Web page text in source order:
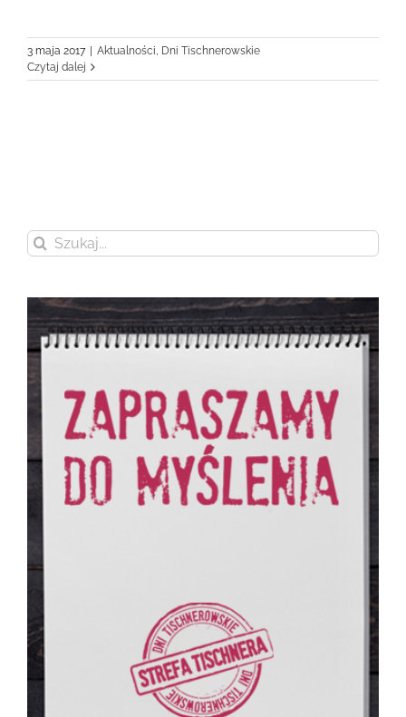
3 maja 2017 | Aktualności Dni Tischnerowskie
Czytaj dalej
Szukaj